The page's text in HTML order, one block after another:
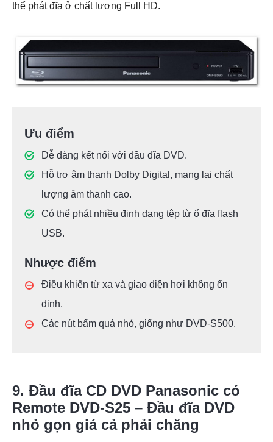
thể phát đĩa ở chất lượng Full HD.
Ưu điểm
Dễ dàng kết nối với đầu đĩa DVD.
Hỗ trợ âm thanh Dolby Digital, mang lại chất
lượng âm thanh cao.
Có thể phát nhiều định dạng tệp từ ổ đĩa flash
USB.
Nhược điểm
Điều khiển từ xa và giao diện hơi không ổn
định.
Các nút bấm quá nhỏ, giống như DVD-S500.
9. Đầu đĩa CD DVD Panasonic có
Remote DVD-S25 – Đầu đĩa DVD
nhỏ gọn giá cả phải chăng